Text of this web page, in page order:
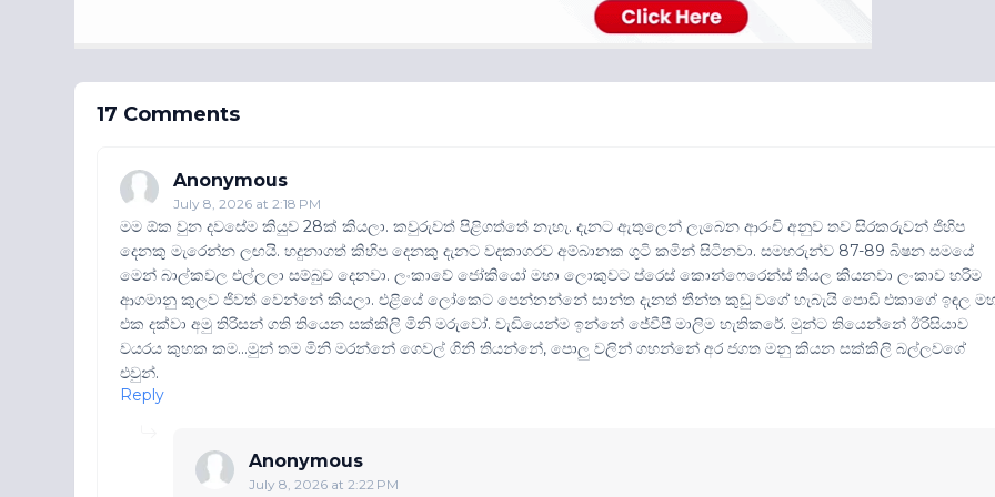
17 Comments
Anonymous
July 8, 2026 at 2:18 PM
මම ඕක වුන දවසේම කියුව 28ක් කියලා. කවුරුවත් පිළිගත්තේ නැහැ. දැනට ඇතුලෙන් ලැබෙන ආරංචි අනුව තව සිරකරුවන් ජිහිප
දෙනකු මැරෙන්න ලඟයි. හදුනාගත් කිහිප දෙනකු දැනට වදකාගරව අම්බානක ගුටි කමින් සිටිනවා. සමහරුන්ව 87-89 බිෂන සමයේ
මෙන් බාල්කවල එල්ලලා සම්බුව දෙනවා. ලංකාවේ ජෝකියෝ මහා ලොකුවට ප්රෙස් කොන්ෆෙරෙන්ස් තියල කියනවා ලංකාව හරිම
ආගමානු කුලව ජිවත් වෙන්නේ කියලා. එළියේ ලෝකෙට පෙන්නන්නේ සාන්ත දැනත් තීන්ත කුඩු වගේ හැබැයි පොඩි එකාගේ ඉඳල
එක දක්වා අමු තිරිසන් ගති තියෙන සක්කිලි මිනි මරුවෝ. වැඩියෙන්ම ඉන්නේ ජේවීපී මාලිම හැතිකරේ. මුන්ට තියෙන්නේ ඊරිසියාව
වයරය කුහක කම...මුන් තම මිනි මරන්නේ ගෙවල් ගිනි තියන්නේ, පොලු වලින් ගහන්නේ අර ජගත මනු කියන සක්කිලි බල්ලවගේ
එවුන්.
Reply
Anonymous
July 8, 2026 at 2:22 PM